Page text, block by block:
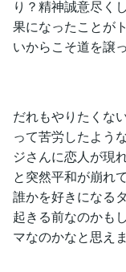
り？精神誠意尽く
果になったことが
いからこそ道を譲
だれもやりたくな
って苦労したよう
ジさんに恋人が現
と突然平和が崩れ
誰かを好きになる
起きる前なのかも
マなのかなと思えま